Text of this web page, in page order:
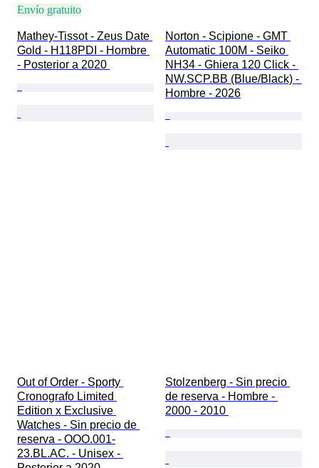
Envío gratuito
Mathey-Tissot - Zeus Date
Gold - H118PDI - Hombre
- Posterior a 2020
Norton - Scipione - GMT
Automatic 100M - Seiko
NH34 - Ghiera 120 Click -
NW.SCP.BB (Blue/Black) -
Hombre - 2026
Out of Order - Sporty
Cronografo Limited
Edition x Exclusive
Watches - Sin precio de
reserva - OOO.001-
23.BL.AC. - Unisex -
Stolzenberg - Sin precio
de reserva - Hombre -
2000 - 2010